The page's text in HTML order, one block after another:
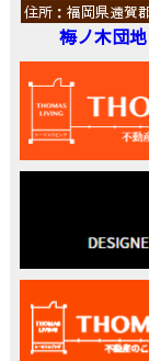
住所：福岡県遠賀
梅ノ木団地